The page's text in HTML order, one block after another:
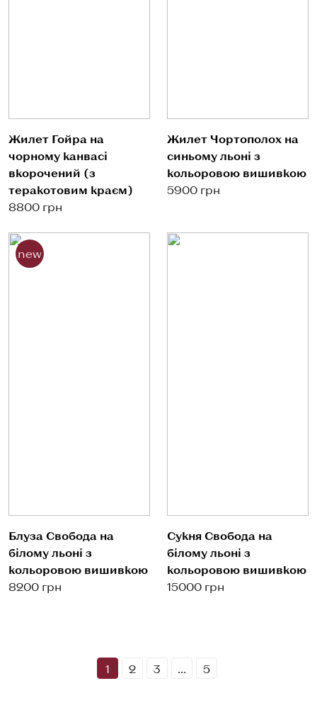
Жилет Гойра на
чорному канвасі
вкорочений (з
теракотовим краєм)
8800 грн
Жилет Чортополох на
синьому льоні з
кольоровою вишивкою
5900 грн
Блуза Свобода на
білому льоні з
кольоровою вишивкою
8200 грн
new
Сукня Свобода на
білому льоні з
кольоровою вишивкою
15000 грн
1 2 3 5